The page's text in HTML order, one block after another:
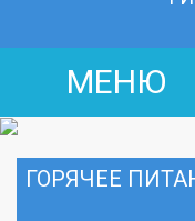
МЕНЮ
ГОРЯЧЕЕ